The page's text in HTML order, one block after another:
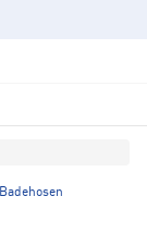
Badehosen